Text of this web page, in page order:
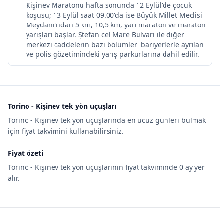
Kişinev Maratonu hafta sonunda 12 Eylül'de çocuk
koşusu; 13 Eylül saat 09.00'da ise Büyük Millet Meclisi
Meydanı'ndan 5 km, 10,5 km, yarı maraton ve maraton
yarışları başlar. Ștefan cel Mare Bulvarı ile diğer
merkezi caddelerin bazı bölümleri bariyerlerle ayrılan
ve polis gözetimindeki yarış parkurlarına dahil edilir.
Torino - Kişinev tek yön uçuşları
Torino - Kişinev tek yön uçuşlarında en ucuz günleri bulmak
için fiyat takvimini kullanabilirsiniz.
Fiyat özeti
Torino - Kişinev tek yön uçuşlarının fiyat takviminde 0 ay yer
alır.